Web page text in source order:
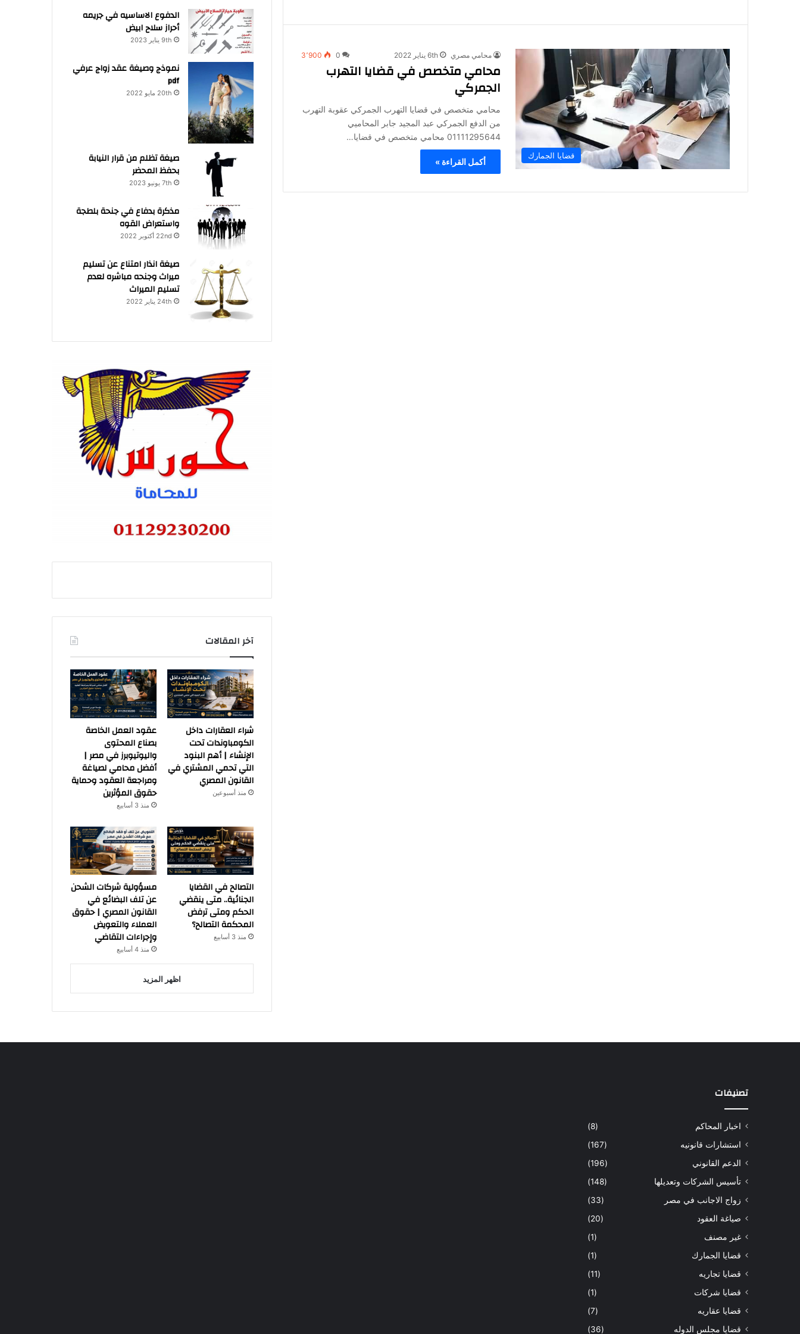
قضايا الجمارك
محامي مصري 6th يناير 2022 0 3٬900
محامي متخصص في قضايا التهرب
الجمركي
محامي متخصص في قضايا التهرب الجمركي عقوبة التهرب
من الدفع الجمركي عبد المجيد جابر المحاميي
01111295644 محامي متخصص في قضايا…
أكمل القراءة »
الدفوع الاساسيه في جريمه
أحراز سلاح ابيض
9th يناير 2023
نموذج وصيغة عقد زواج عرفي
pdf
20th مايو 2022
صيغة تظلم من قرار النيابة
بحفظ المحضر
7th يونيو 2023
مذكرة بدفاع في جنحة بلطجة
واستعراض القوه
22nd أكتوبر 2022
صيغة انذار امتناع عن تسليم
ميراث وجنحه مباشره لعدم
تسليم الميراث
24th يناير 2022
آخر المقالات
شراء العقارات داخل
الكومباوندات تحت
الإنشاء | أهم البنود
التي تحمي المشتري في
القانون المصري
منذ أسبوعين
عقود العمل الخاصة
بصناع المحتوى
واليوتيوبرز في مصر |
أفضل محامي لصياغة
ومراجعة العقود وحماية
حقوق المؤثرين
منذ 3 أسابيع
التصالح في القضايا
الجنائية.. متى ينقضي
الحكم ومتى ترفض
المحكمة التصالح؟
منذ 3 أسابيع
مسؤولية شركات الشحن
عن تلف البضائع في
القانون المصري | حقوق
العملاء والتعويض
وإجراءات التقاضي
منذ 4 أسابيع
اظهر المزيد
تصنيفات
اخبار المحاكم
(8)
استشارات قانونيه
(167)
الدعم القانوني
(196)
تأسيس الشركات وتعديلها
(148)
زواج الاجانب في مصر
(33)
صياغة العقود
(20)
غير مصنف
(1)
قضايا الجمارك
(1)
قضايا تجاريه
(11)
قضايا شركات
(1)
قضايا عقاريه
(7)
قضايا مجلس الدوله
(36)